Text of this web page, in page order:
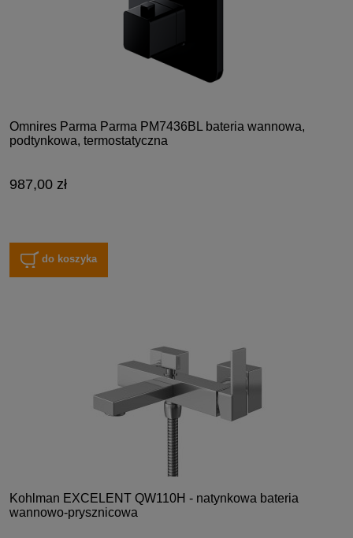
Omnires Parma Parma PM7436BL bateria wannowa,
podtynkowa, termostatyczna
987,00 zł
do koszyka
Kohlman EXCELENT QW110H - natynkowa bateria
wannowo-prysznicowa